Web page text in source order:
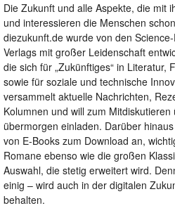
Die Zukunft und alle Aspekte, die mit
und interessieren die Menschen
diezukunft.de wurde von den
Verlags mit großer Leidenschaft
die sich für „Zukünftiges“ in Literatur,
sowie für soziale und technische
versammelt aktuelle Nachrichten,
Kolumnen und will zum
übermorgen einladen. Darüber
von E-Books zum Download an,
Romane ebenso wie die großen
Auswahl, die stetig erweitert wird.
einig – wird auch in der digitalen
behalten.